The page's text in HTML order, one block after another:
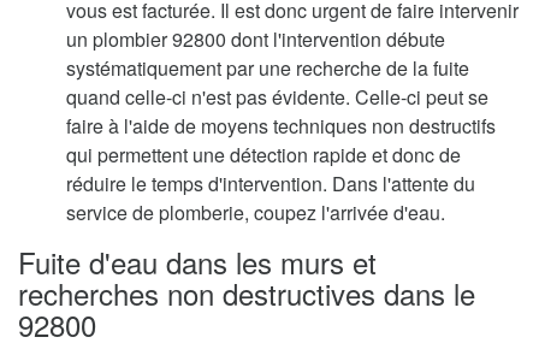
vous est facturée. Il est donc urgent de faire intervenir
un plombier 92800 dont l'intervention débute
systématiquement par une recherche de la fuite
quand celle-ci n'est pas évidente. Celle-ci peut se
faire à l'aide de moyens techniques non destructifs
qui permettent une détection rapide et donc de
réduire le temps d'intervention. Dans l'attente du
service de plomberie, coupez l'arrivée d'eau.
Fuite d'eau dans les murs et
recherches non destructives dans le
92800